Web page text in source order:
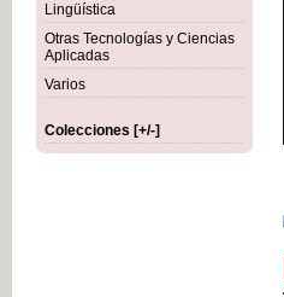
Lingüística
Otras Tecnologías y Ciencias
Aplicadas
Varios
Colecciones [+/-]